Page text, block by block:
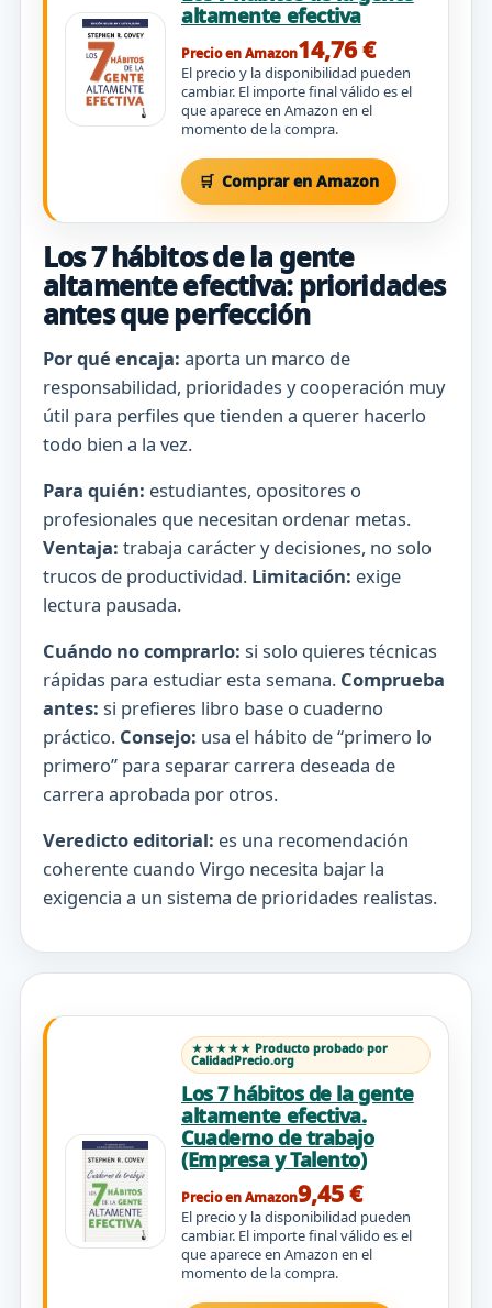
altamente efectiva
Precio en Amazon14,76 €
El precio y la disponibilidad pueden
cambiar. El importe final válido es el
que aparece en Amazon en el
momento de la compra.
Comprar en Amazon
Los 7 hábitos de la gente
altamente efectiva: prioridades
antes que perfección
Por qué encaja: aporta un marco de
responsabilidad, prioridades y cooperación muy
útil para perfiles que tienden a querer hacerlo
todo bien a la vez.
Para quién: estudiantes, opositores o
profesionales que necesitan ordenar metas.
Ventaja: trabaja carácter y decisiones, no solo
trucos de productividad. Limitación: exige
lectura pausada.
Cuándo no comprarlo: si solo quieres técnicas
rápidas para estudiar esta semana. Comprueba
antes: si prefieres libro base o cuaderno
práctico. Consejo: usa el hábito de “primero lo
primero” para separar carrera deseada de
carrera aprobada por otros.
Veredicto editorial: es una recomendación
coherente cuando Virgo necesita bajar la
exigencia a un sistema de prioridades realistas.
★★★★★ Producto probado por
CalidadPrecio.org
Los 7 hábitos de la gente
altamente efectiva.
Cuaderno de trabajo
(Empresa y Talento)
Precio en Amazon9,45 €
El precio y la disponibilidad pueden
cambiar. El importe final válido es el
que aparece en Amazon en el
momento de la compra.